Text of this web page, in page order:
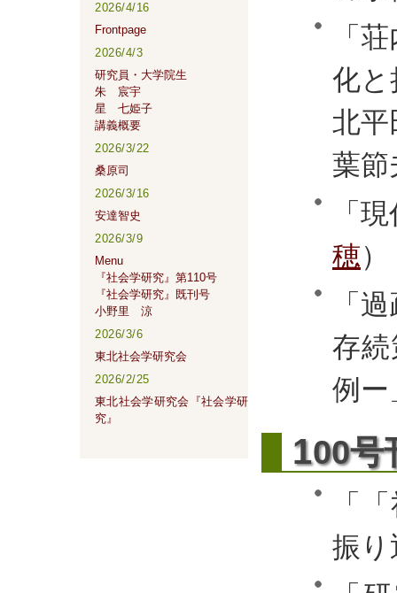
「
化と
北平
葉節
「
穂）
「
存
例ー
100号
「
振り
2026/4/16
Frontpage
2026/4/3
研究員・大学院生
朱 宸宇
星 七姫子
講義概要
2026/3/22
桑原司
2026/3/16
安達智史
2026/3/9
Menu
『社会学研究』第110号
『社会学研究』既刊号
小野里 涼
2026/3/6
東北社会学研究会
2026/2/25
東北社会学研究会『社会学研
究』